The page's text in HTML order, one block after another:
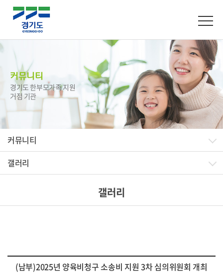
커뮤니티
경기도 한부모가족 지원
거점 기관
커뮤니티
갤러리
갤러리
(남부)2025년 양육비청구 소송비 지원 3차 심의위원회 개최